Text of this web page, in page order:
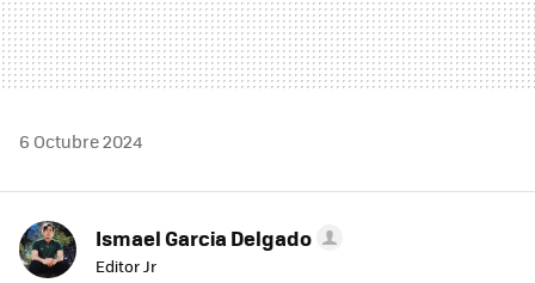
6 Octubre 2024
Ismael Garcia Delgado
Editor Jr